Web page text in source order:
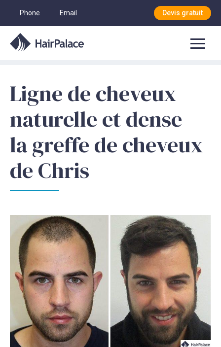
Phone Email Devis gratuit
Ligne de cheveux
naturelle et dense –
la greffe de cheveux
de Chris